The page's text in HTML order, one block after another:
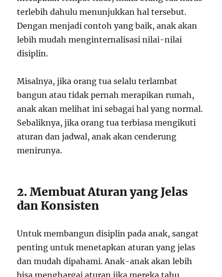
terlebih dahulu menunjukkan hal tersebut.
Dengan menjadi contoh yang baik, anak akan
lebih mudah menginternalisasi nilai-nilai
disiplin.
Misalnya, jika orang tua selalu terlambat
bangun atau tidak pernah merapikan rumah,
anak akan melihat ini sebagai hal yang normal.
Sebaliknya, jika orang tua terbiasa mengikuti
aturan dan jadwal, anak akan cenderung
menirunya.
2. Membuat Aturan yang Jelas
dan Konsisten
Untuk membangun disiplin pada anak, sangat
penting untuk menetapkan aturan yang jelas
dan mudah dipahami. Anak-anak akan lebih